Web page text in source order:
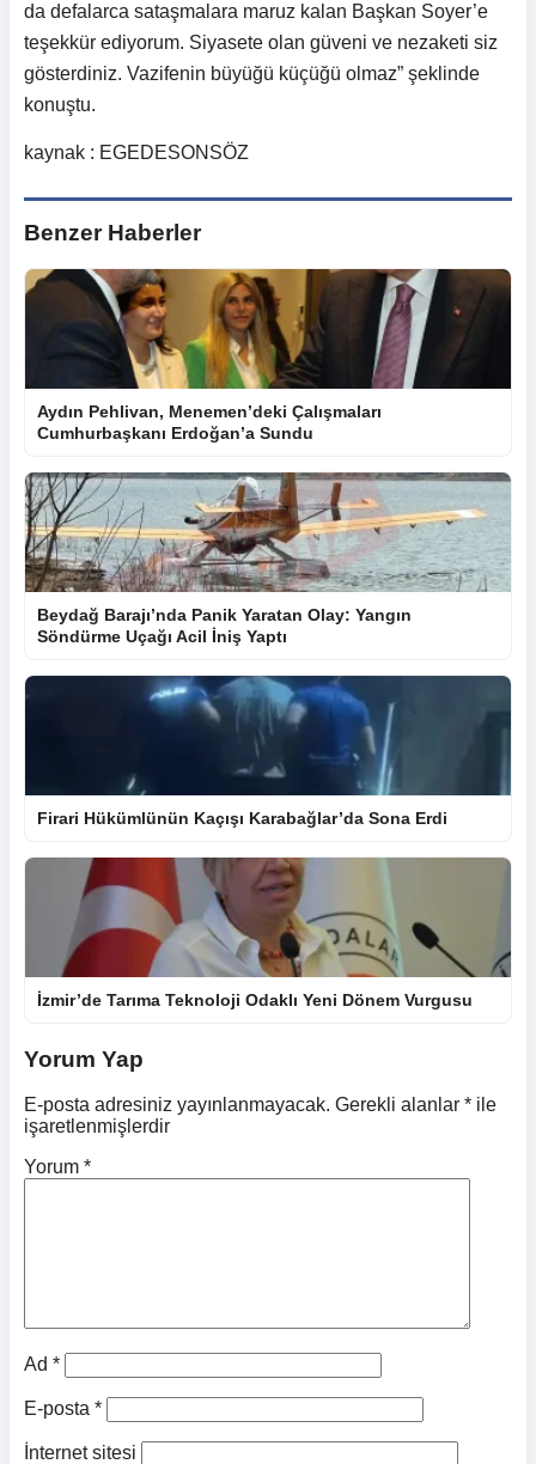
da defalarca sataşmalara maruz kalan Başkan Soyer’e
teşekkür ediyorum. Siyasete olan güveni ve nezaketi siz
gösterdiniz. Vazifenin büyüğü küçüğü olmaz” şeklinde
konuştu.
kaynak : EGEDESONSÖZ
Benzer Haberler
Aydın Pehlivan, Menemen’deki Çalışmaları
Cumhurbaşkanı Erdoğan’a Sundu
Beydağ Barajı’nda Panik Yaratan Olay: Yangın
Söndürme Uçağı Acil İniş Yaptı
Firari Hükümlünün Kaçışı Karabağlar’da Sona Erdi
İzmir’de Tarıma Teknoloji Odaklı Yeni Dönem Vurgusu
Yorum Yap
E-posta adresiniz yayınlanmayacak. Gerekli alanlar * ile
işaretlenmişlerdir
Yorum *
Ad *
E-posta *
İnternet sitesi